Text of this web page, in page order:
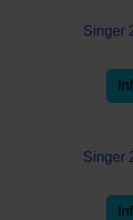
Singer
Singer